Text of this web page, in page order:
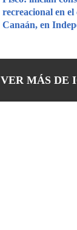
recreacional en
Canaán, en
VER MÁS DE